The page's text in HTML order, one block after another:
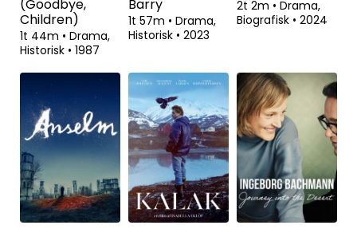
(Goodbye,
Children)
1t 44m • Drama,
Historisk • 1987
Barry
1t 57m • Drama,
Historisk • 2023
2t 2m • Drama,
Biografisk • 2024